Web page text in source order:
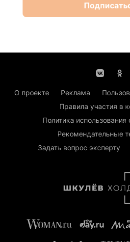
О проекте Реклама
Правила участия в
Политика
Рекомендательные
Задать вопрос эксперту